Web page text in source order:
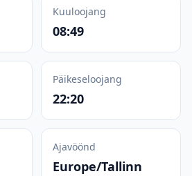
Kuuloojang
08:49
Päikeseloojang
22:20
Ajavöönd
Europe/Tallinn